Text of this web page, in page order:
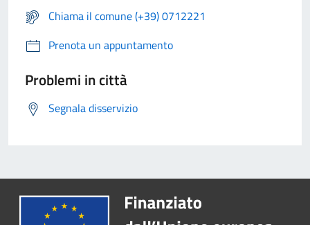
Chiama il comune (+39) 0712221
Prenota un appuntamento
Problemi in città
Segnala disservizio